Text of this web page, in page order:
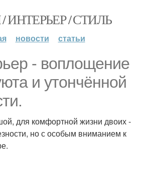
ИНТЕРЬЕР / СТИЛЬ
новости статьи
- воплощение
и утончённой
для комфортной жизни двоих -
но с особым вниманием к